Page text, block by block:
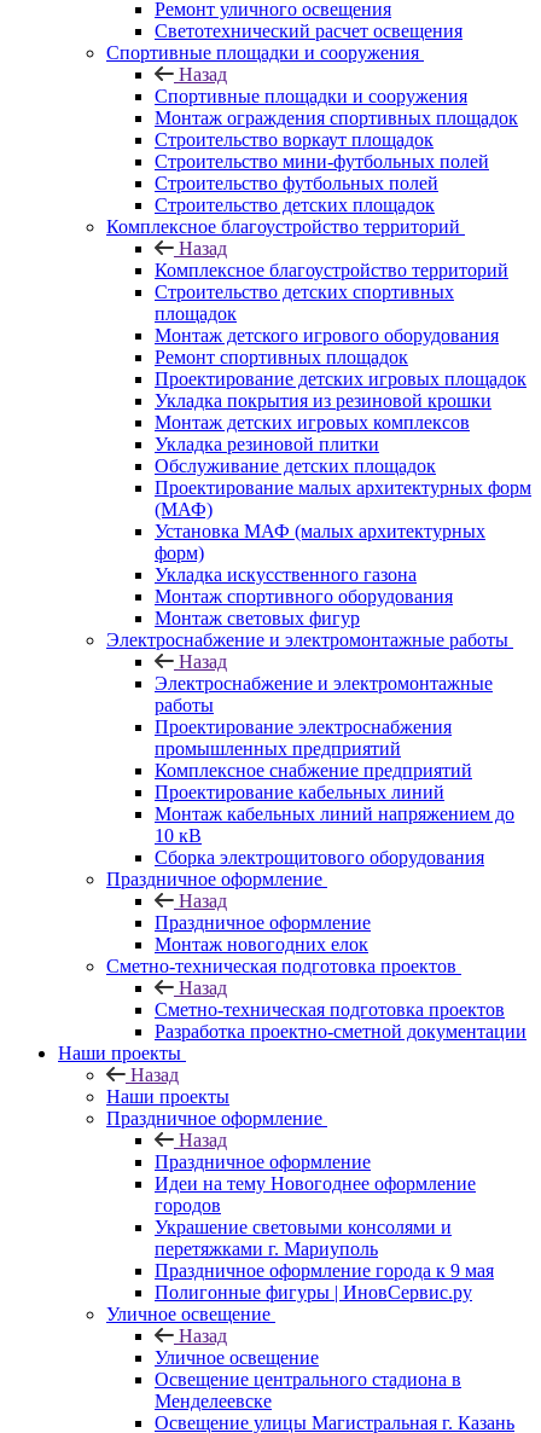
Ремонт уличного освещения
Светотехнический расчет освещения
Спортивные площадки и сооружения
Назад
Спортивные площадки и сооружения
Монтаж ограждения спортивных площадок
Строительство воркаут площадок
Строительство мини-футбольных полей
Строительство футбольных полей
Строительство детских площадок
Комплексное благоустройство территорий
Назад
Комплексное благоустройство территорий
Строительство детских спортивных
площадок
Монтаж детского игрового оборудования
Ремонт спортивных площадок
Проектирование детских игровых площадок
Укладка покрытия из резиновой крошки
Монтаж детских игровых комплексов
Укладка резиновой плитки
Обслуживание детских площадок
Проектирование малых архитектурных форм
(МАФ)
Установка МАФ (малых архитектурных
форм)
Укладка искусственного газона
Монтаж спортивного оборудования
Монтаж световых фигур
Электроснабжение и электромонтажные работы
Назад
Электроснабжение и электромонтажные
работы
Проектирование электроснабжения
промышленных предприятий
Комплексное снабжение предприятий
Проектирование кабельных линий
Монтаж кабельных линий напряжением до
10 кВ
Сборка электрощитового оборудования
Праздничное оформление
Назад
Праздничное оформление
Монтаж новогодних елок
Сметно-техническая подготовка проектов
Назад
Сметно-техническая подготовка проектов
Разработка проектно-сметной документации
Наши проекты
Назад
Наши проекты
Праздничное оформление
Назад
Праздничное оформление
Идеи на тему Новогоднее оформление
городов
Украшение световыми консолями и
перетяжками г. Мариуполь
Праздничное оформление города к 9 мая
Полигонные фигуры | ИновСервис.ру
Уличное освещение
Назад
Уличное освещение
Освещение центрального стадиона в
Менделеевске
Освещение улицы Магистральная г. Казань